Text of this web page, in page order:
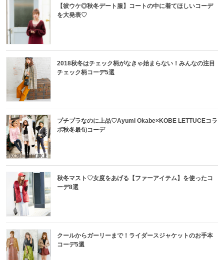
【彼ウケ◎秋冬デート服】コートの中に着てほしいコーデ
を大発表♡
2018秋冬はチェック柄がなきゃ始まらない！みんなの注目
チェック柄コーデ5選
プチプラなのに上品♡Ayumi Okabe×KOBE LETTUCEコラ
ボ秋冬最旬コーデ
秋冬マスト♡女度をあげる【ファーアイテム】を使ったコ
ーデ8選
クールからガーリーまで！ライダースジャケットのお手本
コーデ5選